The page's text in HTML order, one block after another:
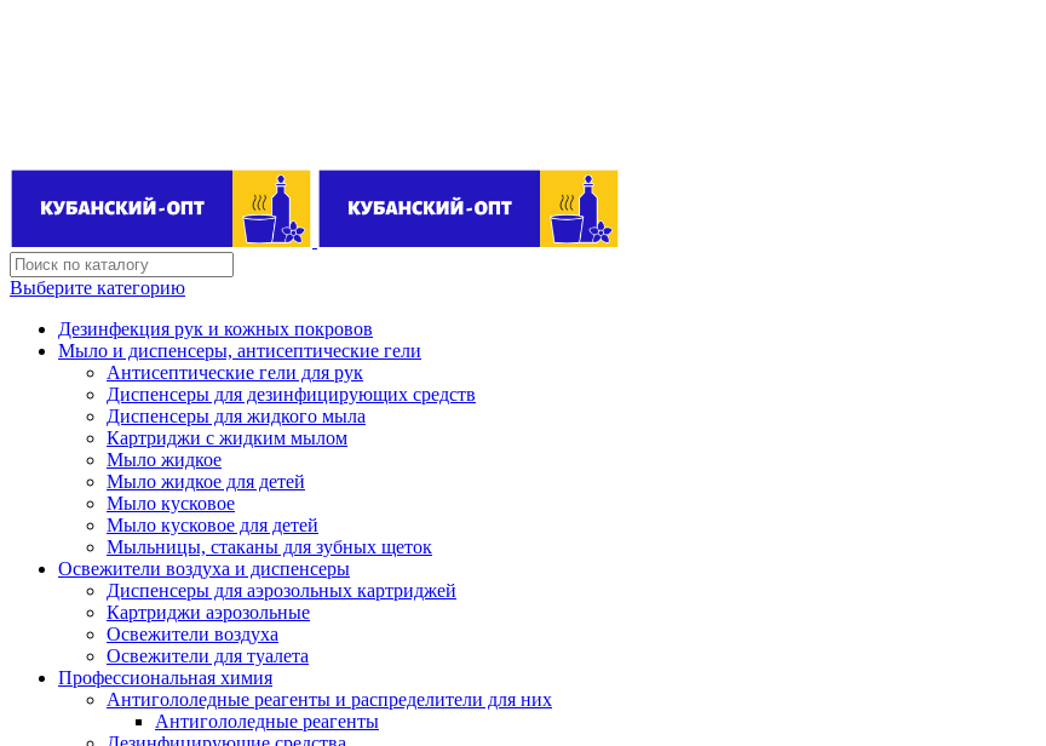
Выберите категорию
Дезинфекция рук и кожных покровов
Мыло и диспенсеры, антисептические гели
Антисептические гели для рук
Диспенсеры для дезинфицирующих средств
Диспенсеры для жидкого мыла
Картриджи с жидким мылом
Мыло жидкое
Мыло жидкое для детей
Мыло кусковое
Мыло кусковое для детей
Мыльницы, стаканы для зубных щеток
Освежители воздуха и диспенсеры
Диспенсеры для аэрозольных картриджей
Картриджи аэрозольные
Освежители воздуха
Освежители для туалета
Профессиональная химия
Антигололедные реагенты и распределители для них
Антигололедные реагенты